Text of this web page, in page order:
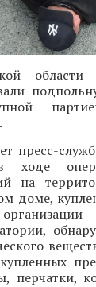
области
пресс-
ходе
на
доме,
перчатки,